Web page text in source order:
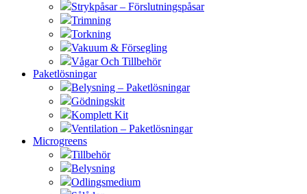
Strykpåsar – Förslutningspåsar
Trimning
Torkning
Vakuum & Försegling
Vågar Och Tillbehör
Paketlösningar
Belysning – Paketlösningar
Gödningskit
Komplett Kit
Ventilation – Paketlösningar
Microgreens
Tillbehör
Belysning
Odlingsmedium